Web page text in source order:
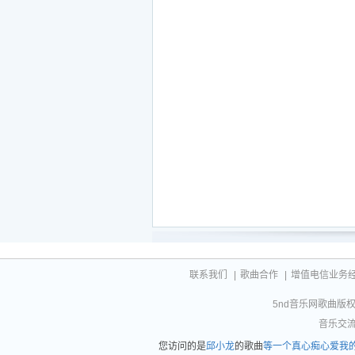
联系我们 歌曲合作 增值电信业务
5nd音乐网歌曲版
音乐交
您访问的是邱小龙的歌曲等一个真心痴心爱我